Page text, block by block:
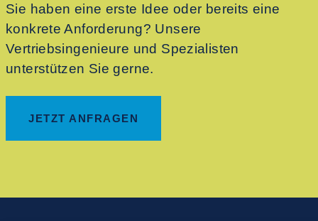
Sie haben eine erste Idee oder bereits eine
konkrete Anforderung? Unsere
Vertriebsingenieure und Spezialisten
unterstützen Sie gerne.
JETZT ANFRAGEN